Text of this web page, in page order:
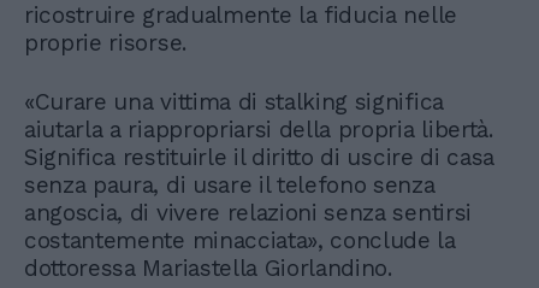
ricostruire gradualmente la fiducia nelle
proprie risorse.
«Curare una vittima di stalking significa
aiutarla a riappropriarsi della propria libertà.
Significa restituirle il diritto di uscire di casa
senza paura, di usare il telefono senza
angoscia, di vivere relazioni senza sentirsi
costantemente minacciata», conclude la
dottoressa Mariastella Giorlandino.